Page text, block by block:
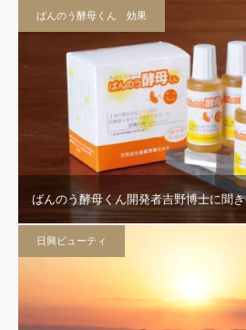
ばんのう酵母くん 効果
ばんのう酵母くん開発者吉野博士に聞
日興ビューティ